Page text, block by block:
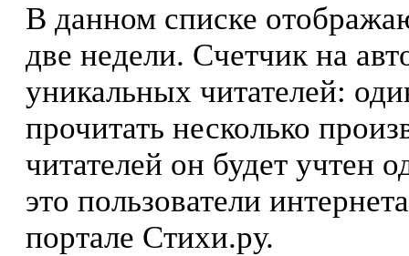
В данном списке
две недели. Счетчик на
уникальных читателей:
прочитать несколько
читателей он будет учтен
это пользователи
портале Стихи.ру.